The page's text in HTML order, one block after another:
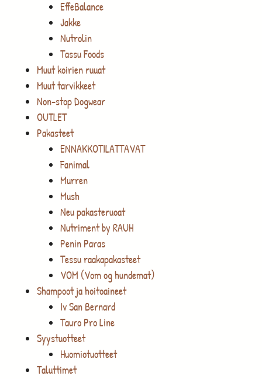
EffeBalance
Jakke
Nutrolin
Tassu Foods
Muut koirien ruuat
Muut tarvikkeet
Non-stop Dogwear
OUTLET
Pakasteet
ENNAKKOTILATTAVAT
Fanimal
Murren
Mush
Neu pakasteruoat
Nutriment by RAUH
Penin Paras
Tessu raakapakasteet
VOM (Vom og hundemat)
Shampoot ja hoitoaineet
Iv San Bernard
Tauro Pro Line
Syystuotteet
Huomiotuotteet
Taluttimet